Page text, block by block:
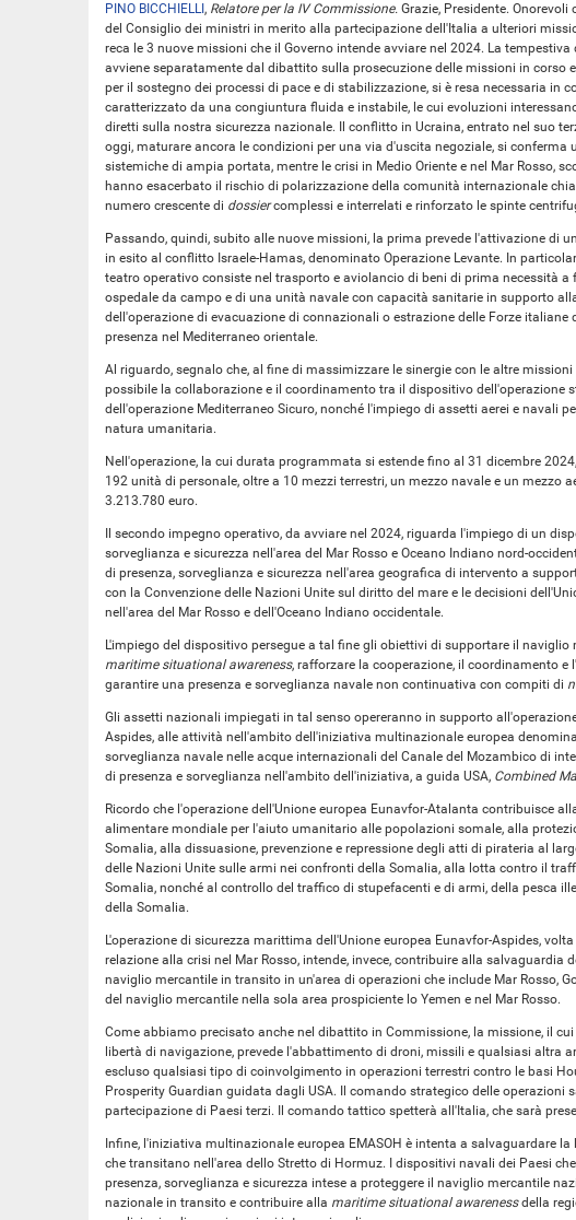
PINO BICCHIELLI, Relatore per la IV Commissione. Grazie, Presidente.
del Consiglio dei ministri in merito alla partecipazione dell'Italia a ulteriori
reca le 3 nuove missioni che il Governo intende avviare nel 2024. La
avviene separatamente dal dibattito sulla prosecuzione delle missioni in corso
per il sostegno dei processi di pace e di stabilizzazione, si è resa necessaria in
caratterizzato da una congiuntura fluida e instabile, le cui evoluzioni
diretti sulla nostra sicurezza nazionale. Il conflitto in Ucraina, entrato nel suo
oggi, maturare ancora le condizioni per una via d'uscita negoziale, si conferma
sistemiche di ampia portata, mentre le crisi in Medio Oriente e nel Mar Rosso,
hanno esacerbato il rischio di polarizzazione della comunità internazionale
numero crescente di dossiercomplessi e interrelati e rinforzato le spinte
Passando, quindi, subito alle nuove missioni, la prima prevede l'attivazione di
in esito al conflitto Israele-Hamas, denominato Operazione Levante. In
teatro operativo consiste nel trasporto e aviolancio di beni di prima necessità a
ospedale da campo e di una unità navale con capacità sanitarie in supporto
dell'operazione di evacuazione di connazionali o estrazione delle Forze
presenza nel Mediterraneo orientale.
Al riguardo, segnalo che, al fine di massimizzare le sinergie con le altre
possibile la collaborazione e il coordinamento tra il dispositivo dell'operazione
dell'operazione Mediterraneo Sicuro, nonché l'impiego di assetti aerei e navali
natura umanitaria.
Nell'operazione, la cui durata programmata si estende fino al 31 dicembre
192 unità di personale, oltre a 10 mezzi terrestri, un mezzo navale e un mezzo
3.213.780 euro.
Il secondo impegno operativo, da avviare nel 2024, riguarda l'impiego di un
sorveglianza e sicurezza nell'area del Mar Rosso e Oceano Indiano nord-
di presenza, sorveglianza e sicurezza nell'area geografica di intervento a
con la Convenzione delle Nazioni Unite sul diritto del mare e le decisioni
nell'area del Mar Rosso e dell'Oceano Indiano occidentale.
L'impiego del dispositivo persegue a tal fine gli obiettivi di supportare il
maritime situational awareness, rafforzare la cooperazione, il coordinamento
garantire una presenza e sorveglianza navale non continuativa con compiti di
Gli assetti nazionali impiegati in tal senso opereranno in supporto
Aspides, alle attività nell'ambito dell'iniziativa multinazionale europea
sorveglianza navale nelle acque internazionali del Canale del Mozambico di
di presenza e sorveglianza nell'ambito dell'iniziativa, a guida USA, Combined
Ricordo che l'operazione dell'Unione europea Eunavfor-Atalanta contribuisce
alimentare mondiale per l'aiuto umanitario alle popolazioni somale, alla
Somalia, alla dissuasione, prevenzione e repressione degli atti di pirateria al
delle Nazioni Unite sulle armi nei confronti della Somalia, alla lotta contro il
Somalia, nonché al controllo del traffico di stupefacenti e di armi, della pesca
della Somalia.
L'operazione di sicurezza marittima dell'Unione europea Eunavfor-Aspides,
relazione alla crisi nel Mar Rosso, intende, invece, contribuire alla salvaguardia
naviglio mercantile in transito in un'area di operazioni che include Mar Rosso,
del naviglio mercantile nella sola area prospiciente lo Yemen e nel Mar Rosso.
Come abbiamo precisato anche nel dibattito in Commissione, la missione, il
libertà di navigazione, prevede l'abbattimento di droni, missili e qualsiasi altra
escluso qualsiasi tipo di coinvolgimento in operazioni terrestri contro le basi
Prosperity Guardian guidata dagli USA. Il comando strategico delle operazioni
partecipazione di Paesi terzi. Il comando tattico spetterà all'Italia, che sarà
Infine, l'iniziativa multinazionale europea EMASOH è intenta a salvaguardare
che transitano nell'area dello Stretto di Hormuz. I dispositivi navali dei Paesi
presenza, sorveglianza e sicurezza intese a proteggere il naviglio mercantile
nazionale in transito e contribuire alla maritime situational awarenessdella